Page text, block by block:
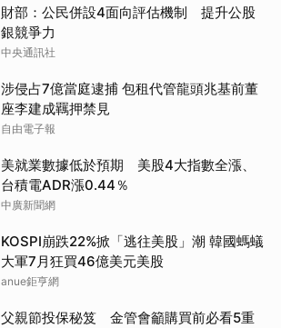
財部：公民併設4面向評估機制 提升公股
銀競爭力
中央通訊社
涉侵占7億當庭逮捕 包租代管龍頭兆基前董
座李建成羈押禁見
自由電子報
美就業數據低於預期 美股4大指數全漲、
台積電ADR漲0.44％
中廣新聞網
KOSPI崩跌22%掀「逃往美股」潮 韓國螞蟻
大軍7月狂買46億美元美股
anue鉅亨網
父親節投保秘笈 金管會籲購買前必看5重